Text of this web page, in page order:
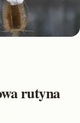
rutyna